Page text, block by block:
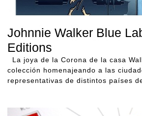
Johnnie Walker Blue
Editions
La joya de la Corona de la casa
colección homenajeando a las
representativas de distintos países